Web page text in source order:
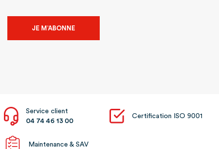
JE M’ABONNE
Service client
04 74 46 13 00
Certification ISO 9001
Maintenance & SAV